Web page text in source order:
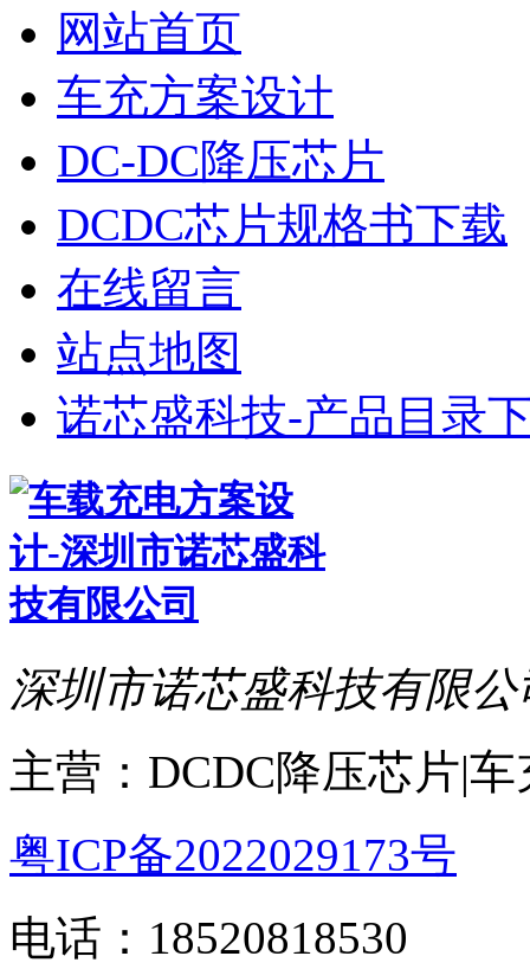
网站首页
车充方案设计
DC-DC降压芯片
DCDC芯片规格书下载
在线留言
站点地图
诺芯盛科技-产品目录
深圳市诺芯盛科技有限公
主营：DCDC降压芯片|
粤ICP备2022029173号
电话：18520818530